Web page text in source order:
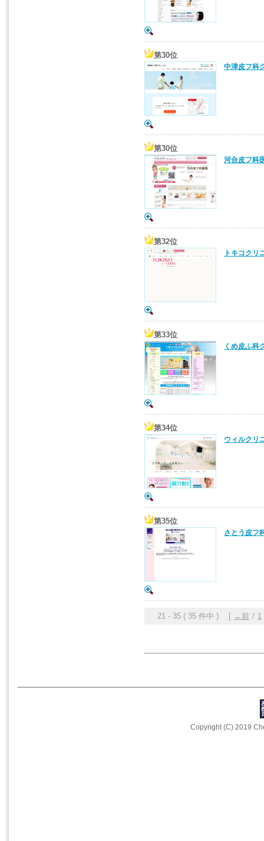
第30位
中津皮フ科
第30位
河合皮フ科
第32位
トキコクリ
第33位
くめ皮ふ科
第34位
ウィルクリ
第35位
さとう皮フ
21 - 35 ( 35 件中 ) [ ←前 / 1
Copyright (C) 2019